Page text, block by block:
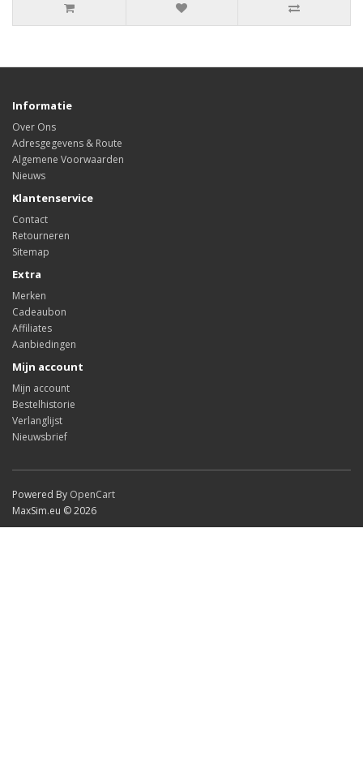
Informatie
Over Ons
Adresgegevens & Route
Algemene Voorwaarden
Nieuws
Klantenservice
Contact
Retourneren
Sitemap
Extra
Merken
Cadeaubon
Affiliates
Aanbiedingen
Mijn account
Mijn account
Bestelhistorie
Verlanglijst
Nieuwsbrief
Powered By OpenCart
MaxSim.eu © 2026